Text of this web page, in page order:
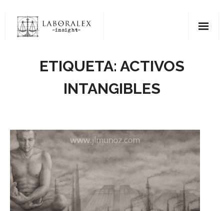
Saltar
contenido
ETIQUETA: ACTIVOS
INTANGIBLES